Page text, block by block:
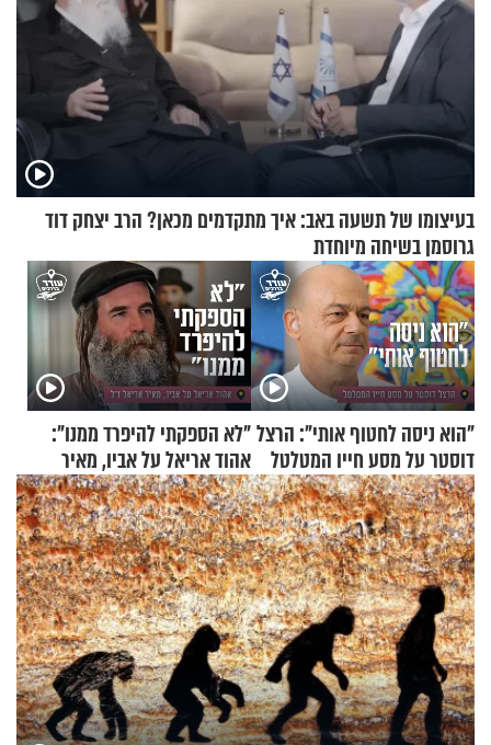
בעיצומו של תשעה באב: איך מתקדמים מכאן? הרב יצחק דוד
גרוסמן בשיחה מיוחדת
"הוא ניסה לחטוף אותי": הרצל
דוסטר על מסע חייו המטלטל
"לא הספקתי להיפרד ממנו":
אהוד אריאל על אביו, מאיר
אריאל ז"ל